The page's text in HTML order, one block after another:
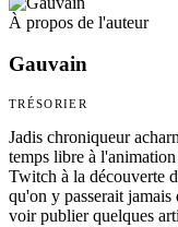
À propos de l'auteur
Gauvain
TRÉSORIER
Jadis chroniqueur
temps libre à
Twitch à la découverte
qu'on y passerait
voir publier quelques